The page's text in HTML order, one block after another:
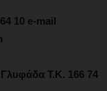
10 e-mail
Τ.Κ. 166 74